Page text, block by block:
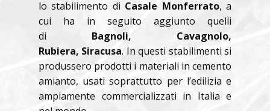
lo stabilimento di Casale Monferrato, a
cui ha in seguito aggiunto quelli
di Bagnoli, Cavagnolo,
Rubiera, Siracusa. In questi stabilimenti si
produssero prodotti i materiali in cemento
amianto, usati soprattutto per l’edilizia e
ampiamente commercializzati in Italia e